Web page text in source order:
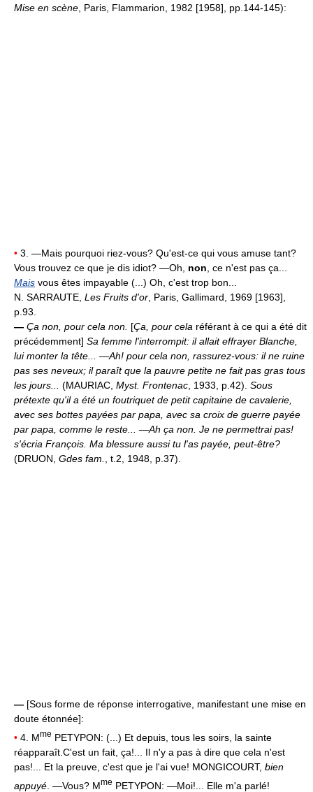
Mise en scène, Paris, Flammarion, 1982 [1958], pp.144-145):
• 3. —Mais pourquoi riez-vous? Qu'est-ce qui vous amuse tant?
Vous trouvez ce que je dis idiot? —Oh, non, ce n'est pas ça...
Mais vous êtes impayable (...) Oh, c'est trop bon...
N. SARRAUTE, Les Fruits d'or, Paris, Gallimard, 1969 [1963],
p.93.
— Ça non, pour cela non. [Ça, pour cela référant à ce qui a été dit
précédemment] Sa femme l'interrompit: il allait effrayer Blanche,
lui monter la tête... —Ah! pour cela non, rassurez-vous: il ne ruine
pas ses neveux; il paraît que la pauvre petite ne fait pas gras tous
les jours... (MAURIAC, Myst. Frontenac, 1933, p.42). Sous
prétexte qu'il a été un foutriquet de petit capitaine de cavalerie,
avec ses bottes payées par papa, avec sa croix de guerre payée
par papa, comme le reste... —Ah ça non. Je ne permettrai pas!
s'écria François. Ma blessure aussi tu l'as payée, peut-être?
(DRUON, Gdes fam., t.2, 1948, p.37).
— [Sous forme de réponse interrogative, manifestant une mise en
doute étonnée]:
• 4. Mme PETYPON: (...) Et depuis, tous les soirs, la sainte
réapparaît.C'est un fait, ça!... Il n'y a pas à dire que cela n'est
pas!... Et la preuve, c'est que je l'ai vue! MONGICOURT, bien
appuyé . —Vous? Mme PETYPON: —Moi!... Elle m'a parlé!